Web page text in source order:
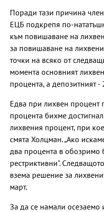
Поради тази причина
ЕЦБ подкрепя по-
към повишаване на
за повишаване на
точки на всяко от
момента основният
процента, а депозитният -
Едва при лихвен процент
процента бихме
лихвения процент, при
смята Холцман. „Ако
два процента в обозримо
рестриктивни".
взема решение за
март.
За да се намали осезаемо